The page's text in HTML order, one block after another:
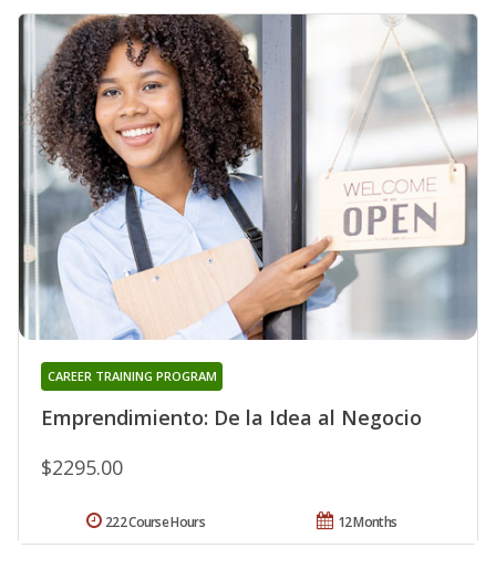
Emprendimiento: De la Idea al Negocio
CAREER TRAINING PROGRAM
$2295.00
12 Months
222 Course Hours